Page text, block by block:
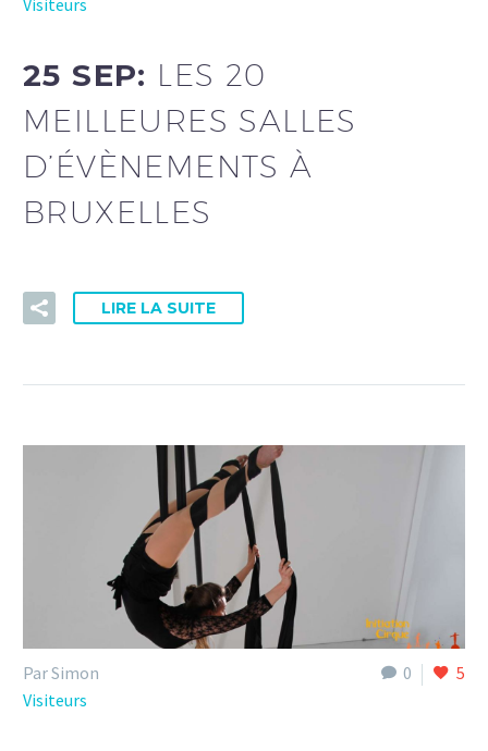
25 SEP: LES 20
MEILLEURES SALLES
D’ÉVÈNEMENTS À
BRUXELLES
LIRE LA SUITE
0 5
Par Simon
Visiteurs